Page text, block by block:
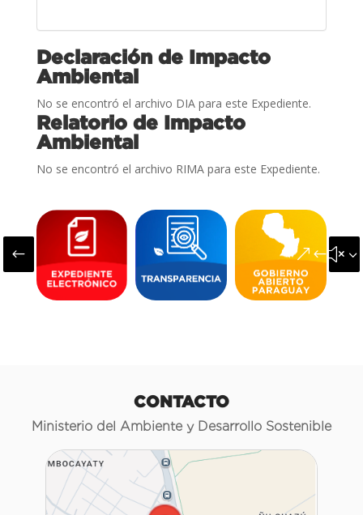
Declaración de Impacto
Ambiental
No se encontró el archivo DIA para este Expediente.
Relatorio de Impacto
Ambiental
No se encontró el archivo RIMA para este Expediente.
#
CONTACTO
Ministerio del Ambiente y Desarrollo Sostenible